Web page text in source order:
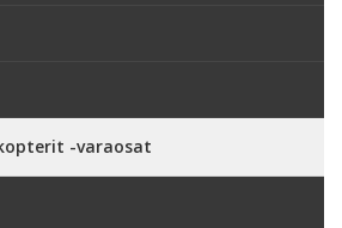
-varaosat